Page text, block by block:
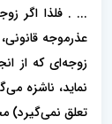
... . فلذا اگر
عذرموجه
زوجه‌ای که از
نماید، ناشزه
تعلق